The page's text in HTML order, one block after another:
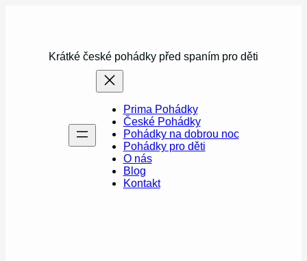
Krátké české pohádky před spaním pro děti
Prima Pohádky
České Pohádky
Pohádky na dobrou noc
Pohádky pro děti
O nás
Blog
Kontakt